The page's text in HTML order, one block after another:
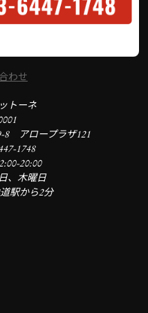
トーネ
8 アロープラザ121
1748
20:00
、木曜日
駅から2分